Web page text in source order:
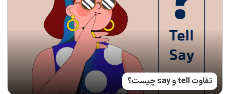
تفاوت tell و say چیست؟